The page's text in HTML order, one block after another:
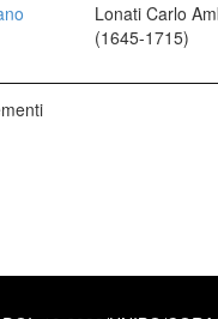
Lonati Carlo
(1645-1715)